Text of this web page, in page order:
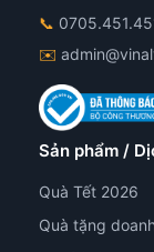
📞
✉️
Sản phẩm /
Quà Tết 2026
Quà tặng